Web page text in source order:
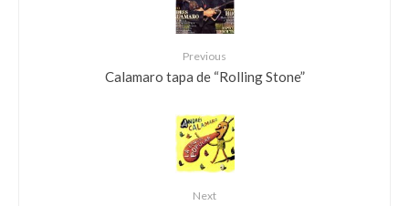
Previous
Calamaro tapa de “Rolling Stone”
Next